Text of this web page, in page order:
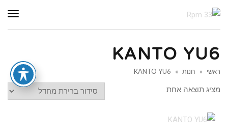
KANTO YU6
ראשי » חנות »
KANTO YU6
מציג תוצאה אחת